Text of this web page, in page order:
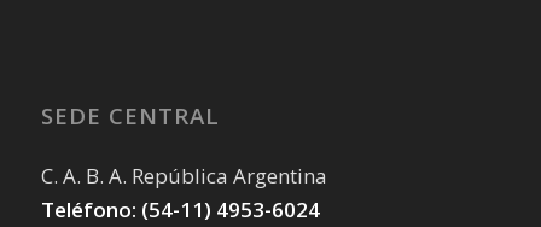
SEDE CENTRAL
C. A. B. A. República Argentina
Teléfono: (54-11) 4953-6024